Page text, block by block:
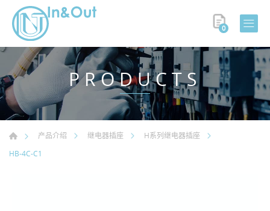
0
PRODUCTS
产品介绍 继电器插座
H系列继电器插座
HB-4C-C1